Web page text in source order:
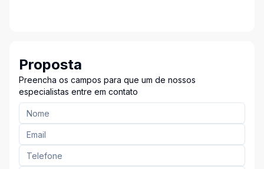
Proposta
Preencha os campos para que um de nossos
especialistas entre em contato